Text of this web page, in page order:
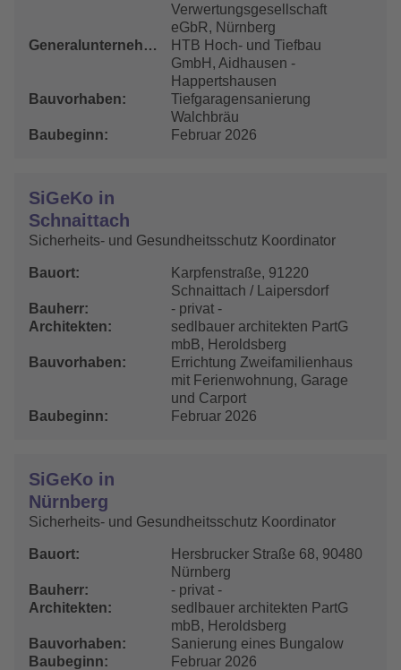
Verwertungsgesellschaft
eGbR, Nürnberg
Generalunternehmer
HTB Hoch- und Tiefbau
GmbH, Aidhausen -
Happertshausen
Bauvorhaben
Tiefgaragensanierung
Walchbräu
Baubeginn
Februar 2026
SiGeKo in
Schnaittach
Sicherheits- und Gesundheitsschutz Koordinator
Bauort
Karpfenstraße, 91220
Schnaittach / Laipersdorf
Bauherr
- privat -
Architekten
sedlbauer architekten PartG
mbB, Heroldsberg
Bauvorhaben
Errichtung Zweifamilienhaus
mit Ferienwohnung, Garage
und Carport
Baubeginn
Februar 2026
SiGeKo in
Nürnberg
Sicherheits- und Gesundheitsschutz Koordinator
Bauort
Hersbrucker Straße 68, 90480
Nürnberg
Bauherr
- privat -
Architekten
sedlbauer architekten PartG
mbB, Heroldsberg
Bauvorhaben
Sanierung eines Bungalow
Baubeginn
Februar 2026